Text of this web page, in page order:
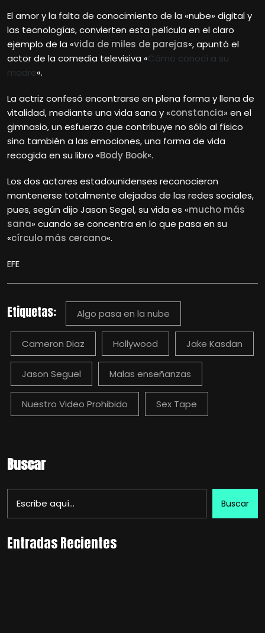
El amor y la falta de conocimiento de la «nube» digital y
las tecnologías, convierten esta película en el claro
ejemplo de la «vida de miles de parejas«, apuntó el
actor de la comedia televisiva «Cómo conocí a su
madre«.
La actriz confesó encontrarse en plena forma y llena de
vitalidad, mediante una vida sana y «constancia» en el
gimnasio, un esfuerzo que contribuye no sólo al físico
sino también a las emociones, una forma de vida
recogida en su libro «Body Book«.
Los dos actores estadounidenses reconocieron
mantenerse totalmente alejados de las redes sociales,
pues, según dijo Jason Segel, su vida es «mucho más
sana» cuando se concentra en lo que pasa en su
«círculo más cercano«.
EFE
Etiquetas: Algo pasa en la nube
Cameron Diaz Hollywood Jake Kasdan
Jason Seguel Malas enseñanzas
Nuestro Video Prohibido Sex Tape
Buscar
Buscar
Entradas Recientes